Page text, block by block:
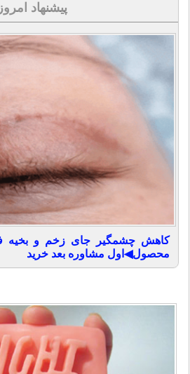
پیشنهاد امروز
محصول◀اول مشاوره بعد خرید